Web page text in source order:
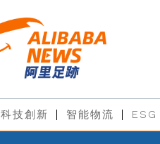
科技創新 智能物流 ESG